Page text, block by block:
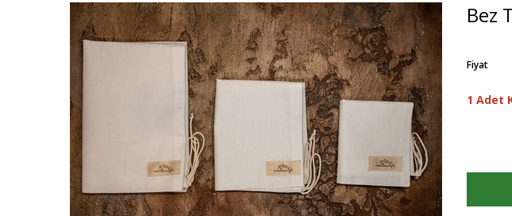
Bez
Fiyat
1 Adet